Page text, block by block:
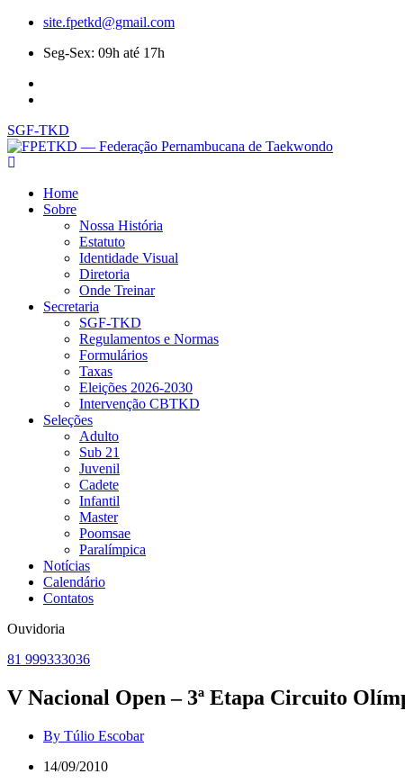
site.fpetkd@gmail.com
Seg-Sex: 09h até 17h
SGF-TKD
Home
Sobre
Nossa História
Estatuto
Identidade Visual
Diretoria
Onde Treinar
Secretaria
SGF-TKD
Regulamentos e Normas
Formulários
Taxas
Eleições 2026-2030
Intervenção CBTKD
Seleções
Adulto
Sub 21
Juvenil
Cadete
Infantil
Master
Poomsae
Paralímpica
Notícias
Calendário
Contatos
Ouvidoria
81 999333036
V Nacional Open – 3ª Etapa Circuito
By Túlio Escobar
14/09/2010